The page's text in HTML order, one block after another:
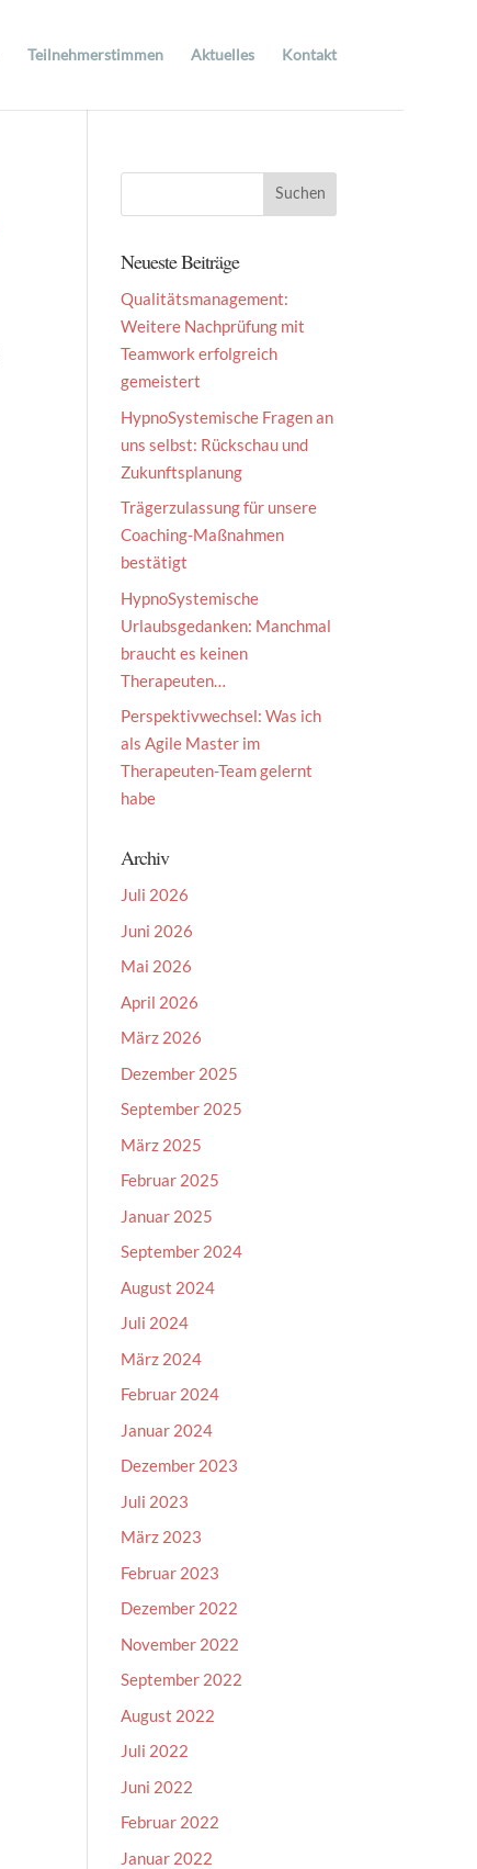
Teilnehmerstimmen Aktuelles Kontakt
Neueste Beiträge
Qualitätsmanagement:
Weitere Nachprüfung mit
Teamwork erfolgreich
gemeistert
HypnoSystemische Fragen an
uns selbst: Rückschau und
Zukunftsplanung
Trägerzulassung für unsere
Coaching-Maßnahmen
bestätigt
HypnoSystemische
Urlaubsgedanken: Manchmal
braucht es keinen
Therapeuten…
Perspektivwechsel: Was ich
als Agile Master im
Therapeuten-Team gelernt
habe
Archiv
Juli 2026
Juni 2026
Mai 2026
April 2026
März 2026
Dezember 2025
September 2025
März 2025
Februar 2025
Januar 2025
September 2024
August 2024
Juli 2024
März 2024
Februar 2024
Januar 2024
Dezember 2023
Juli 2023
März 2023
Februar 2023
Dezember 2022
November 2022
September 2022
August 2022
Juli 2022
Juni 2022
Februar 2022
Januar 2022